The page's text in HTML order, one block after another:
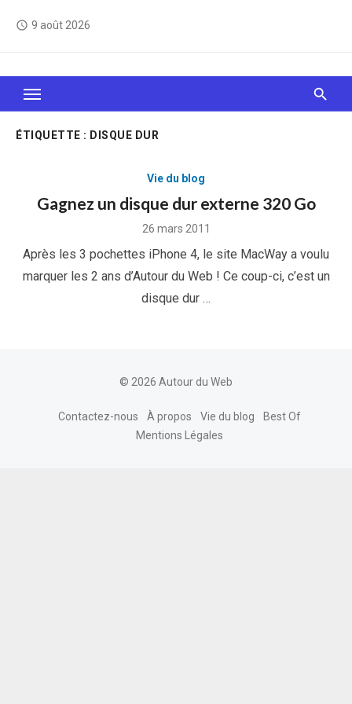
access_time 9 août 2026
Le Web, c'est comme une boîte de chocolats… On
sait jamais sur quoi on va tomber !
ÉTIQUETTE : DISQUE DUR
Vie du blog
Gagnez un disque dur externe 320 Go
Posted
26 mars 2011
Après les 3 pochettes iPhone 4, le site MacWay a voulu
marquer les 2 ans d’Autour du Web ! Ce coup-ci, c’est un
disque dur …
© 2026 Autour du Web
Contactez-nous À propos Vie du blog
Best Of
Mentions Légales